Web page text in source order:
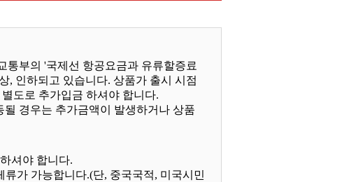
통부의 '국제선 항공요금과 유류할증료
, 인하되고 있습니다. 상품가 출시 시점
도로 추가입금 하셔야 합니다.
경우는 추가금액이 발생하거나 상품
셔야 합니다.
가 가능합니다.(단, 중국국적, 미국시민